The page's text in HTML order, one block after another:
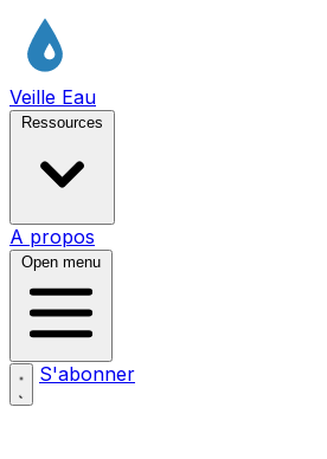
Veille Eau
Ressources
A propos
Open menu
S'abonner